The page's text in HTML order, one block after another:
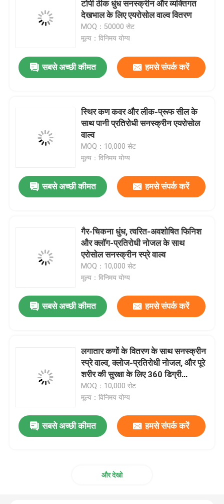
WD 40 स्नेहक वाल्व
मीटर्ड एरोसोल वाल्व
फोम क्लीनर स्प्रे वाल्व
वाल्व पर एरोसोल बैग
सनस्क्रीन स्प्रे वाल्व
एरोसोल स्प्रे वाल्व
ब्यूटेन गैस लाइटर रिफिल
ऑक्सीजन स्प्रे कैप
टोपी ठीक धुंध सनस्क्रीन और व्यक्तिगत
देखभाल के लिए एयरोसोल वाल्व वितरण
MOQ：50000 सेट
मूल्य：विनिमय योग्य
सबसे अच्छी कीमत हमसे संपर्क करें
स्थिर कण कवर और लीक-प्रूफ सील के
साथ पानी प्रतिरोधी सनस्क्रीन एयरोसोल
वाल्व
MOQ：10,000 सेट
मूल्य：विनिमय योग्य
सबसे अच्छी कीमत हमसे संपर्क करें
गैर-चिकना धुंध, त्वरित-अवशोषित फिनिश
और क्लॉग-प्रतिरोधी नोजल के साथ
एरोसोल सनस्क्रीन स्प्रे वाल्व
MOQ：10,000 सेट
मूल्य：विनिमय योग्य
सबसे अच्छी कीमत हमसे संपर्क करें
लगातार कणों के वितरण के साथ सनस्क्रीन
स्प्रे वाल्व, क्लोज-प्रतिरोधी नोजल, और पूरे
शरीर की सुरक्षा के लिए 360 डिग्री
ऑपरेशन
MOQ：10,000 सेट
मूल्य：विनिमय योग्य
सबसे अच्छी कीमत हमसे संपर्क करें
और देखो